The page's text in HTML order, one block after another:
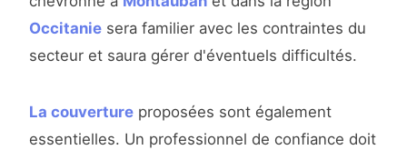
Occitanie sera familier avec les contraintes du
secteur et saura gérer d'éventuels difficultés.
La couverture proposées sont également
essentielles. Un professionnel de confiance doit